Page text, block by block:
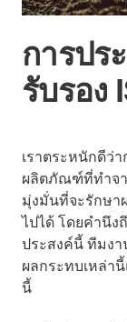
การปร
รับรอง
เราตระหนักดีว่
ผลิตภัณฑ์ที่ทำจา
มุ่งมั่นที่จะรักษา
ไปได้ โดยคำนึง
ประสงค์นี้ ทีมงา
ผลกระทบเหล่า
นี้